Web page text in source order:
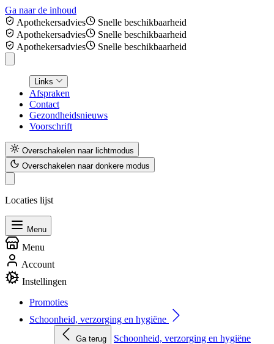
Ga naar de inhoud
Apothekersadvies
Snelle beschikbaarheid
Apothekersadvies
Snelle beschikbaarheid
Apothekersadvies
Snelle beschikbaarheid
Links
Afspraken
Contact
Gezondheidsnieuws
Voorschrift
Overschakelen naar lichtmodus
Overschakelen naar donkere modus
Locaties lijst
Menu
Menu
Account
Instellingen
Promoties
Schoonheid, verzorging en hygiëne
Ga terug
Schoonheid, verzorging en hygiëne